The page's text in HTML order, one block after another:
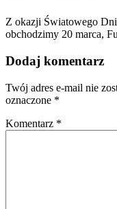
Z okazji Światowego
obchodzimy 20 marca,
Dodaj komentarz
Twój adres e-mail nie
oznaczone *
Komentarz *